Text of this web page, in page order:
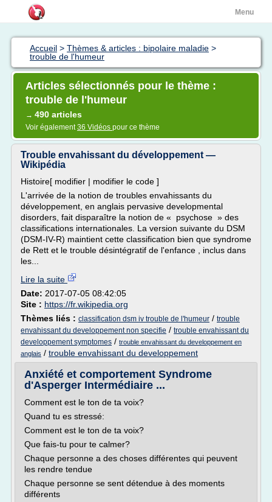
Menu
Accueil > Thèmes & articles : bipolaire maladie >
trouble de l'humeur
Articles sélectionnés pour le thème :
trouble de l'humeur
→ 490 articles
Voir également36 Vidéos pour ce thème
Trouble envahissant du développement —
Wikipédia
Histoire[ modifier | modifier le code ]
L'arrivée de la notion de troubles envahissants du
développement, en anglais pervasive developmental
disorders, fait disparaître la notion de « psychose » des
classifications internationales. La version suivante du DSM
(DSM-IV-R) maintient cette classification bien que syndrome
de Rett et le trouble désintégratif de l'enfance , inclus dans
les...
Lire la suite
Date: 2017-07-05 08:42:05
Site : https://fr.wikipedia.org
Thèmes liés : classification dsm iv trouble de l'humeur / trouble
envahissant du developpement non specifie / trouble envahissant du
developpement symptomes / trouble envahissant du developpement en
anglais / trouble envahissant du developpement
Anxiété et comportement Syndrome
d'Asperger Intermédiaire ...
Comment est le ton de ta voix?
Quand tu es stressé:
Comment est le ton de ta voix?
Que fais-tu pour te calmer?
Chaque personne a des choses différentes qui peuvent
les rendre tendue
Chaque personne se sent détendue à des moments
différents